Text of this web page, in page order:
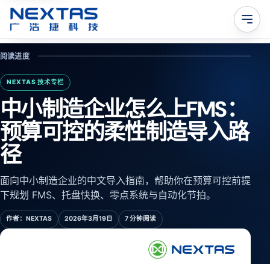
阅读进度
NEXTAS 技术专栏
中小制造企业怎么上FMS：
预算可控的柔性制造导入路
径
面向中小制造企业的中文导入指南，帮助你在预算可控前提
下规划 FMS、托盘快换、零点系统与自动化节拍。
作者：NEXTAS 2026年3月19日 7 分钟阅读